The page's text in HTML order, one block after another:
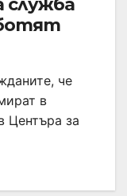
служба
че
в
Центъра за